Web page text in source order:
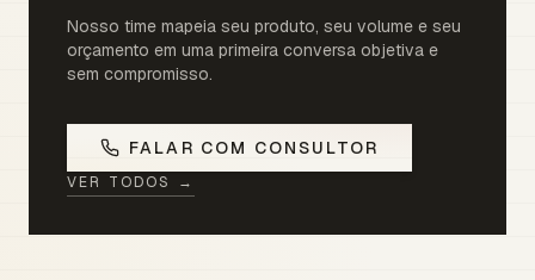
Nosso time mapeia seu produto, seu volume e seu
orçamento em uma primeira conversa objetiva e
sem compromisso.
FALAR COM CONSULTOR
VER TODOS →